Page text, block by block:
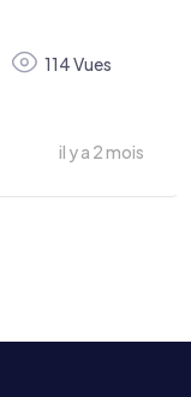
114 Vues
il y a 2 mois